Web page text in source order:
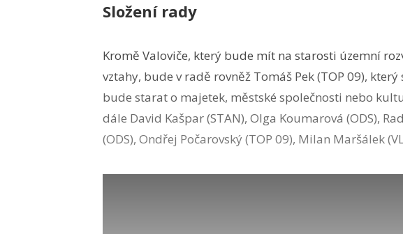
Složení rady
Kromě Valoviče, který bude mít na starosti územní
vztahy, bude v radě rovněž Tomáš Pek (TOP 09),
bude starat o majetek, městské společnosti nebo
dále David Kašpar (STAN), Olga Koumarová (ODS),
(ODS), Ondřej Počarovský (TOP 09), Milan Maršálek